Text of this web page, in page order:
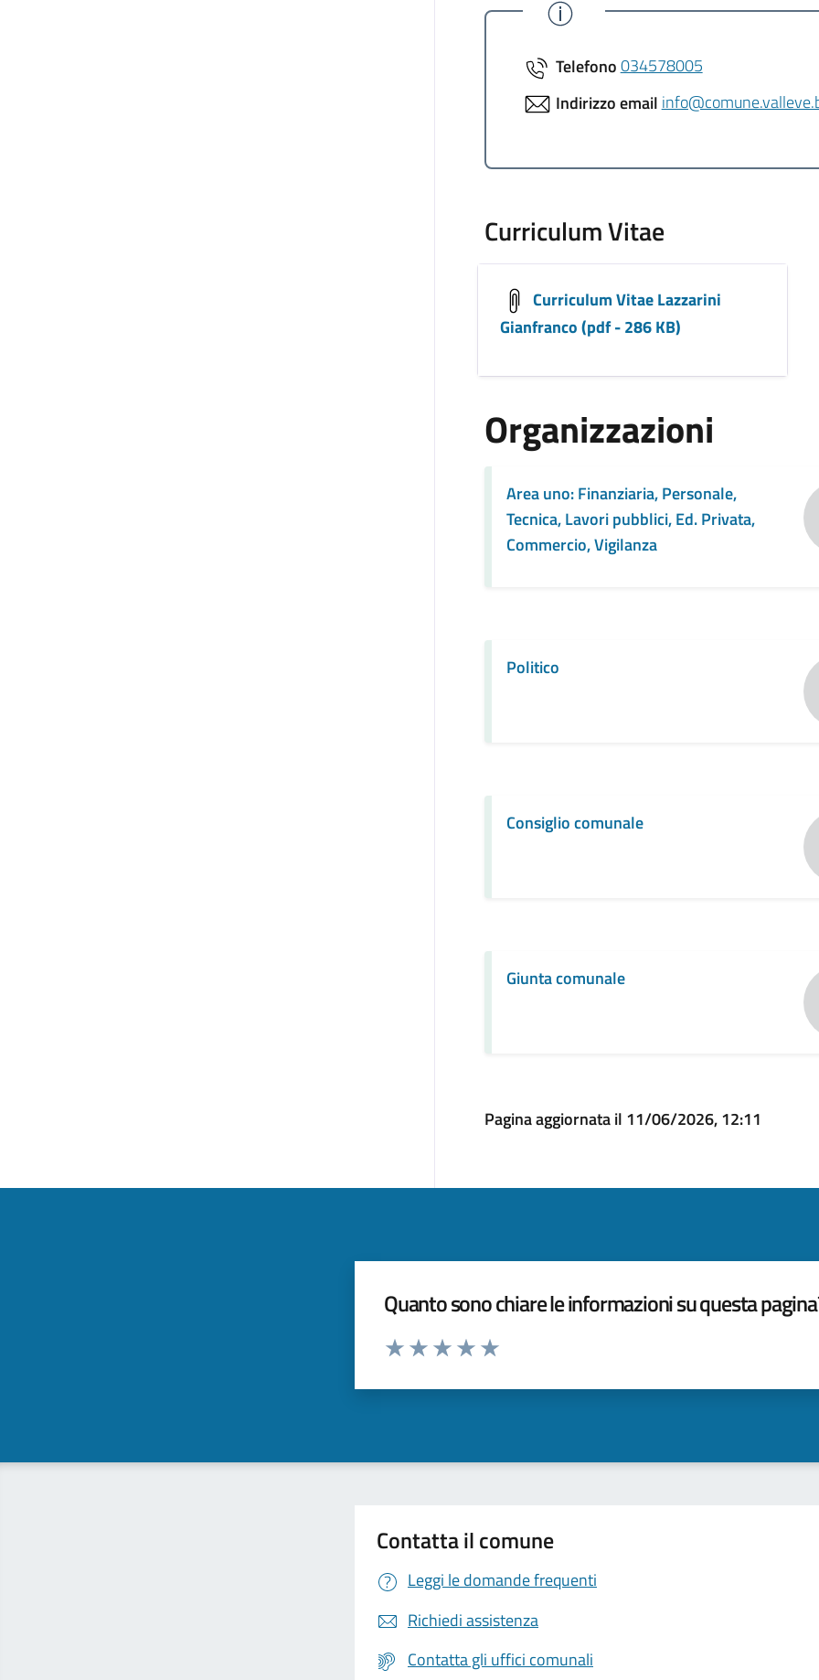
Telefono034578005
Indirizzo email
Curriculum Vitae
Curriculum Vitae Lazzarini
Gianfranco (pdf - 286 KB)
Organizzazioni
Area uno: Finanziaria, Personale,
Tecnica, Lavori pubblici, Ed. Privata,
Commercio, Vigilanza
Politico
Consiglio comunale
Giunta comunale
Pagina aggiornata il 11/06/2026, 12:11
Quanto sono chiare le informazioni su questa
Valuta da 1 a 5 stelle la pagina
Contatta il comune
Leggi le domande frequenti
Richiedi assistenza
Contatta gli uffici comunali